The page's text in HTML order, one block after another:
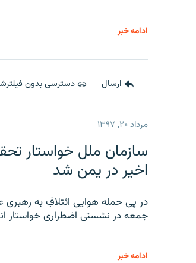
ادامه خبر
ارسال دسترسی بدون
مرداد ۲۰, ۱۳۹۷
سازمان ملل خواستار
اخیر در یمن شد
در پی حمله هوایی ائتلافِ به
جمعه در نشستی اضطراری خواستار
ادامه خبر